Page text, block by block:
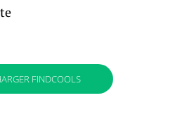
FINDCOOLS